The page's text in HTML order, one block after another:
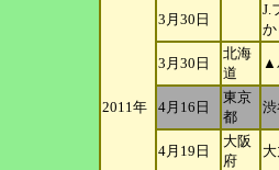
2011年
3月30日
J.
3月30日
北海
道
▲
4月16日
東京
都
4月19日
大阪
府